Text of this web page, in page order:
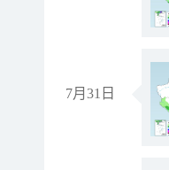
7月31日